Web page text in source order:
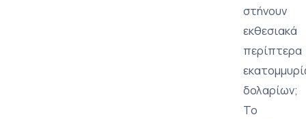
στήνουν
εκθεσιακά
περίπτερα
δολαρίων;
Το